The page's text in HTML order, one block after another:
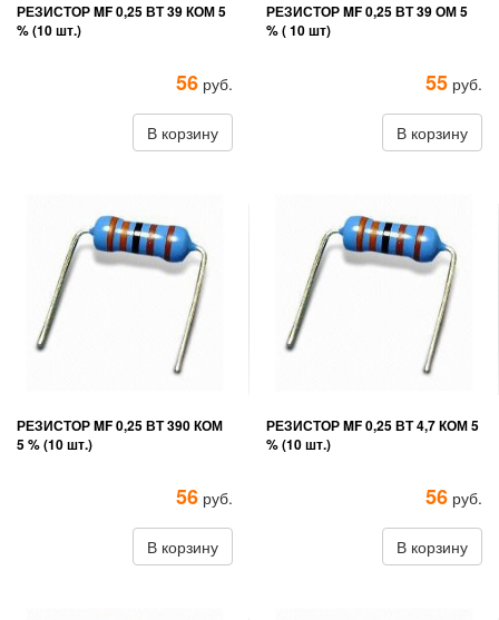
РЕЗИСТОР MF 0,25 ВТ 39 КОМ 5
% (10 шт.)
56 руб.
В корзину
РЕЗИСТОР MF 0,25 ВТ 39 ОМ 5
% ( 10 шт)
55 руб.
В корзину
РЕЗИСТОР MF 0,25 ВТ 390 КОМ
5 % (10 шт.)
56 руб.
В корзину
РЕЗИСТОР MF 0,25 ВТ 4,7 КОМ 5
% (10 шт.)
56 руб.
В корзину